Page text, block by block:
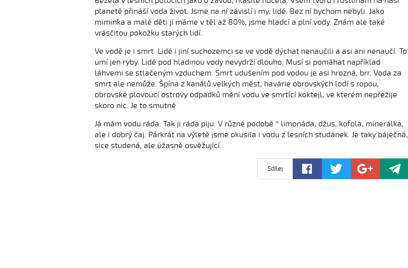
planetě přináší voda život. Jsme na ní závislí i my, lidé. Bez ní bychom nebyli. Jako
miminka a malé děti jí máme v těl až 80%, jsme hladcí a plní vody. Znám ale také
vrásčitou pokožku starých lidí.
Ve vodě je i smrt. Lidé i jiní suchozemci se ve vodě dýchat nenaučili a asi ani nenaučí. To
umí jen ryby. Lidé pod hladinou vody nevydrží dlouho. Musí si pomáhat například
láhvemi se stlačeným vzduchem. Smrt udušením pod vodou je asi hrozná, brr. Voda za
smrt ale nemůže. Špína z kanálů velkých měst, havárie obrovských lodí s ropou,
obrovské plovoucí ostrovy odpadků mění vodu ve smrtící koktejl, ve kterém nepřežije
skoro nic. Je to smutné
Já mám vodu ráda. Tak ji ráda piju. V různé podobě * limonáda, džus, kofola, minerálka,
ale i dobrý čaj. Párkrát na výletě jsme okusila i vodu z lesních studánek. Je taky báječná,
sice studená, ale úžasně osvěžující.
Sdílej